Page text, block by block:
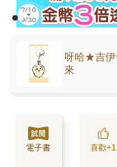
呀哈★吉伊
來
電子書 喜歡+1